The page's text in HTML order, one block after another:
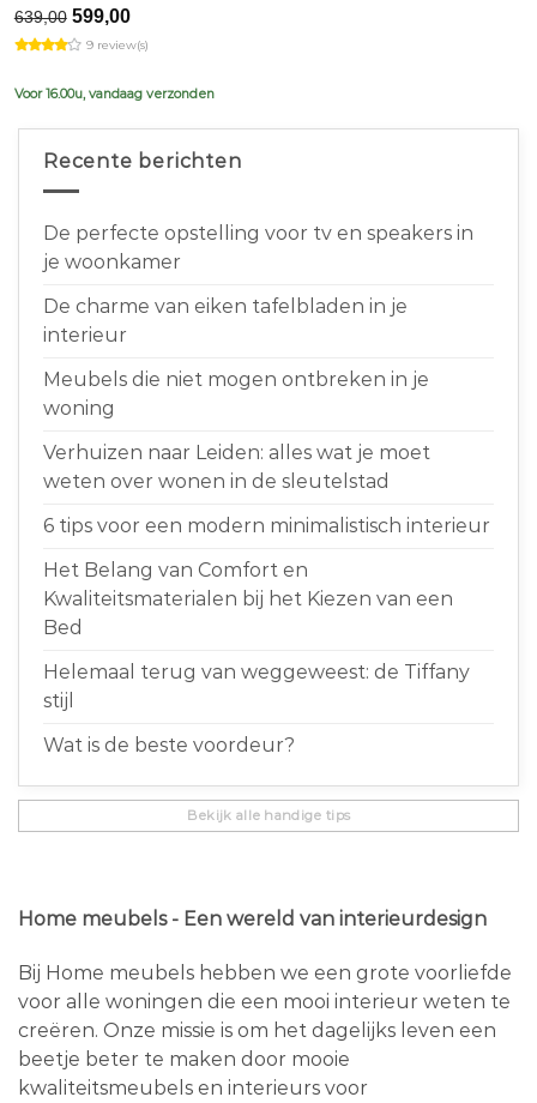
639,00 Original
price
was:
599,00Current
is:
9 review(s)
Voor 16.00u, vandaag verzonden
Recente berichten
De perfecte opstelling voor tv en speakers in
je woonkamer
De charme van eiken tafelbladen in je
interieur
Meubels die niet mogen ontbreken in je
woning
Verhuizen naar Leiden: alles wat je moet
weten over wonen in de sleutelstad
6 tips voor een modern minimalistisch interieur
Het Belang van Comfort en
Kwaliteitsmaterialen bij het Kiezen van een
Bed
Helemaal terug van weggeweest: de Tiffany
stijl
Wat is de beste voordeur?
Bekijk alle handige tips
Home meubels - Een wereld van interieurdesign
Bij Home meubels hebben we een grote voorliefde
voor alle woningen die een mooi interieur weten te
creëren. Onze missie is om het dagelijks leven een
beetje beter te maken door mooie
kwaliteitsmeubels en interieurs voor